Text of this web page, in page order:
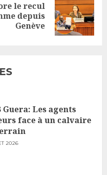
le recul
depuis
Genève
Guera: Les agents
face à un calvaire
2026